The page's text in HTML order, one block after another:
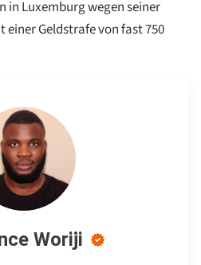
in Luxemburg wegen seiner
Geldstrafe von fast 750
Woriji